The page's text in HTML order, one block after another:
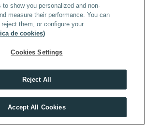
los lenguajes evolucionan y la
que nadie puede predecir. Pero
necesidad de personas capaces
ideas y convertirlas en
el primer paso, no lo hagas desde
la curiosidad. No necesitas
VER MÁSTERS TECH
to show you personalized and non-
measure their performance. You can
them, or configure your
de cookies)
Cookies Settings
Reject All
Accept All Cookies